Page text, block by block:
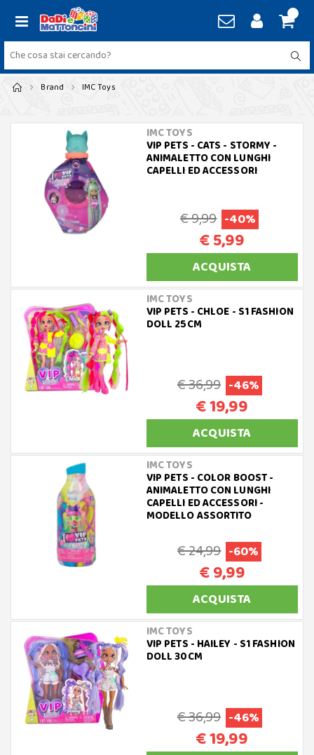
Brand IMC Toys
IMC TOYS
VIP PETS - CATS - STORMY -
ANIMALETTO CON LUNGHI
CAPELLI ED ACCESSORI
€ 9,99 -40%
€ 5,99
ACQUISTA
IMC TOYS
VIP PETS - CHLOE - S1 FASHION
DOLL 25CM
€ 36,99 -46%
€ 19,99
ACQUISTA
IMC TOYS
VIP PETS - COLOR BOOST -
ANIMALETTO CON LUNGHI
CAPELLI ED ACCESSORI -
MODELLO ASSORTITO
€ 24,99 -60%
€ 9,99
ACQUISTA
IMC TOYS
VIP PETS - HAILEY - S1 FASHION
DOLL 30CM
€ 36,99 -46%
€ 19,99